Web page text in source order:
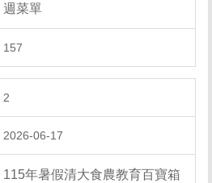
週菜單
157
2
2026-06-17
115年暑假清大食農教育百寶箱